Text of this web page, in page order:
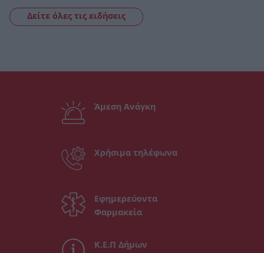
Δείτε όλες τις ειδήσεις
Άμεση Ανάγκη
Χρήσιμα τηλέφωνα
Εφημερεύοντα
Φαρμακεία
Κ.Ε.Π Δήμων